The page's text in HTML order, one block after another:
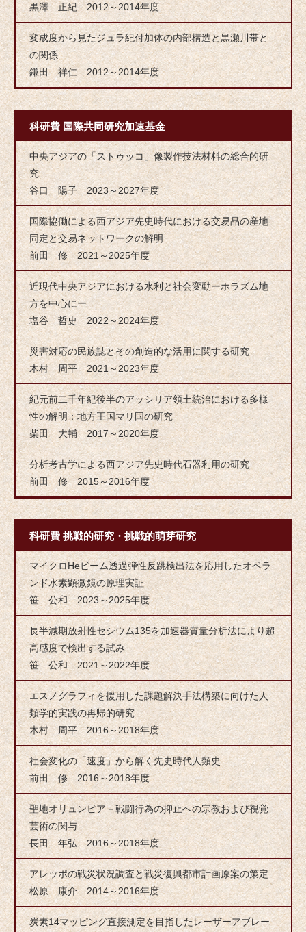
黒澤 正紀 2012～2014年度
変成度から見たジュラ紀付加体の内部構造と黒瀬川帯と
の関係
鎌田 祥仁 2012～2014年度
科研費 国際共同研究加速基金
中央アジアの「ストゥッコ」像製作技法材料の総合的研
究
谷口 陽子 2023～2027年度
国際協働による西アジア先史時代における交易品の産地
同定と交易ネットワークの解明
前田 修 2021～2025年度
近現代中央アジアにおける水利と社会変動ーホラズム地
方を中心にー
塩谷 哲史 2022～2024年度
災害対応の民族誌とその創造的な活用に関する研究
木村 周平 2021～2023年度
紀元前二千年紀後半のアッシリア領土統治における多様
性の解明：地方王国マリ国の研究
柴田 大輔 2017～2020年度
分析考古学による西アジア先史時代石器利用の研究
前田 修 2015～2016年度
科研費 挑戦的研究・挑戦的萌芽研究
マイクロHeビーム透過弾性反跳検出法を応用したオペラ
ンド水素顕微鏡の原理実証
笹 公和 2023～2025年度
長半減期放射性セシウム135を加速器質量分析法により超
高感度で検出する試み
笹 公和 2021～2022年度
エスノグラフィを援用した課題解決手法構築に向けた人
類学的実践の再帰的研究
木村 周平 2016～2018年度
社会変化の「速度」から解く先史時代人類史
前田 修 2016～2018年度
聖地オリュンピア－戦闘行為の抑止への宗教および視覚
芸術の関与
長田 年弘 2016～2018年度
アレッポの戦災状況調査と戦災復興都市計画原案の策定
松原 康介 2014～2016年度
炭素14マッピング直接測定を目指したレーザーアブレー